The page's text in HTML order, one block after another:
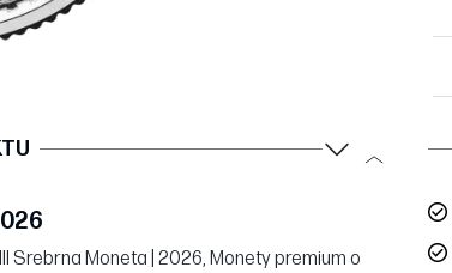
Srebrna Moneta | 2026, Monety premium o